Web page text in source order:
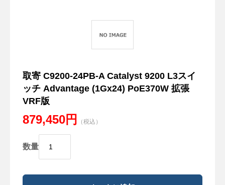
取寄 C9200-24PB-A Catalyst 9200 L3スイ
ッチ Advantage (1Gx24) PoE370W 拡張
VRF版
879,450円 （税込）
数量